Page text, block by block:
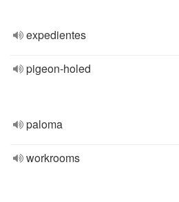
expedientes
pigeon-holed
paloma
workrooms